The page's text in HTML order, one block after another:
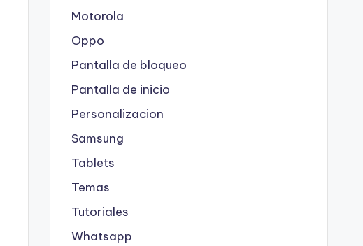
Motorola
Oppo
Pantalla de bloqueo
Pantalla de inicio
Personalizacion
Samsung
Tablets
Temas
Tutoriales
Whatsapp